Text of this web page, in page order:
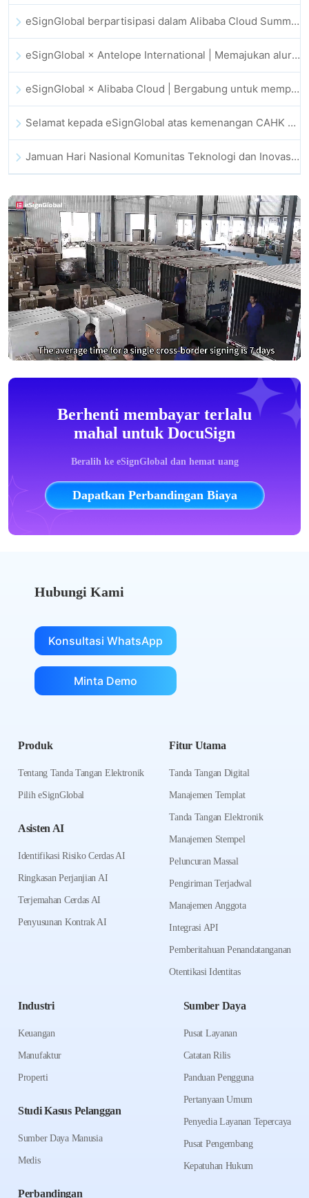
eSignGlobal berpartisipasi dalam Alibaba Cloud Summit 2025 Hong Kong, mendorong inovasi cloud berbasis AI dan kepercayaan digital
eSignGlobal × Antelope International | Memajukan alur kerja digital yang aman dan didorong AI
eSignGlobal × Alibaba Cloud | Bergabung untuk memperkuat kepercayaan digital global bagi fintech
Selamat kepada eSignGlobal atas kemenangan CAHK STAR Award 2025
Jamuan Hari Nasional Komunitas Teknologi dan Inovasi Hong Kong
Berhenti membayar terlalu
mahal untuk DocuSign
Beralih ke eSignGlobal dan hemat uang
Dapatkan Perbandingan Biaya
Hubungi Kami
Konsultasi WhatsApp
Minta Demo
Produk
Tentang Tanda Tangan Elektronik
Pilih eSignGlobal
Asisten AI
Identifikasi Risiko Cerdas AI
Ringkasan Perjanjian AI
Terjemahan Cerdas AI
Penyusunan Kontrak AI
Fitur Utama
Tanda Tangan Digital
Manajemen Templat
Tanda Tangan Elektronik
Manajemen Stempel
Peluncuran Massal
Pengiriman Terjadwal
Manajemen Anggota
Integrasi API
Pemberitahuan Penandatanganan
Otentikasi Identitas
Industri
Keuangan
Manufaktur
Properti
Studi Kasus Pelanggan
Sumber Daya Manusia
Medis
Perbandingan
Sumber Daya
Pusat Layanan
Catatan Rilis
Panduan Pengguna
Pertanyaan Umum
Penyedia Layanan Tepercaya
Pusat Pengembang
Kepatuhan Hukum